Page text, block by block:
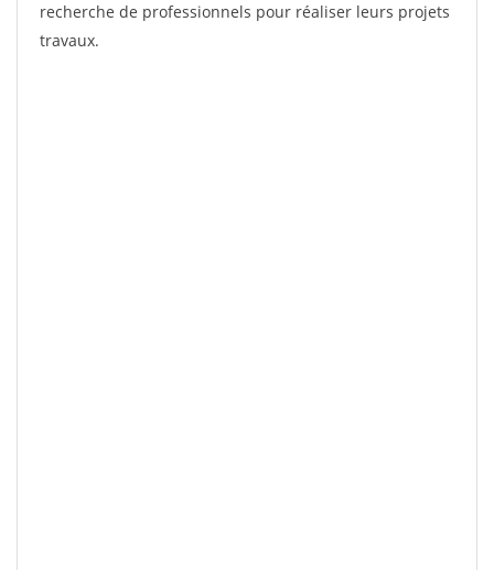
recherche de professionnels pour réaliser leurs projets
travaux.